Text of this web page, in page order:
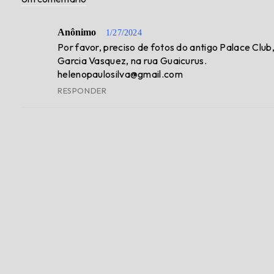
Anônimo 1/27/2024
Por favor, preciso de fotos do antigo Palace
Garcia Vasquez, na rua Guaicurus.
helenopaulosilva@gmail.com
RESPONDER